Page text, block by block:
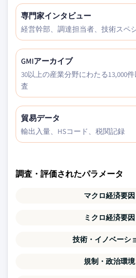
専門家インタビュー
経営幹部、調達担当者、技術スペ
GMIアーカイブ
30以上の産業分野にわたる13,000
査
貿易データ
輸出入量、HSコード、税関記録
調査・評価されたパラメータ
マクロ経済要因
ミクロ経済要因
技術・イノベーシ
規制・政治環境